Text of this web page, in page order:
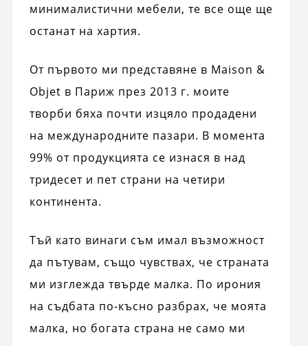
минималистични мебели, те все още ще
останат на хартия.
От първото ми представяне в Maison &
Objet в Париж през 2013 г. моите
творби бяха почти изцяло продадени
на международните пазари. В момента
99% от продукцията се изнася в над
тридесет и пет страни на четири
континента.
Тъй като винаги съм имал възможност
да пътувам, също чувствах, че страната
ми изглежда твърде малка. По ирония
на съдбата по-късно разбрах, че моята
малка, но богата страна не само ми